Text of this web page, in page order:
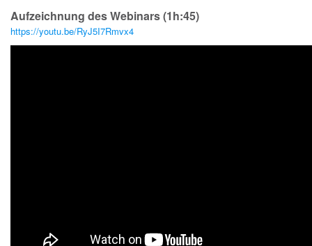
Aufzeichnung des Webinars (1h:45)
https://youtu.be/RyJ5I7Rmvx4